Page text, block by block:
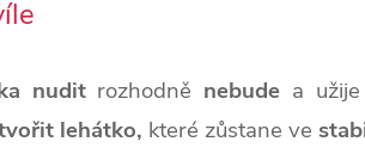
nuditrozhodně nebude a
lehátko, které zůstane ve